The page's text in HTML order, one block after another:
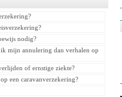
nodig?
mijn annulering dan verhalen op
of ernstige ziekte?
een caravanverzekering?